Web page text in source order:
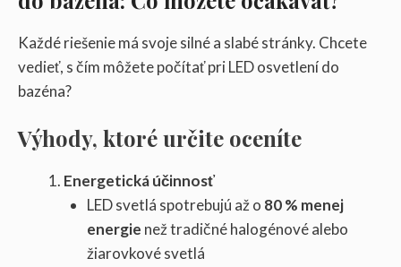
Každé riešenie má svoje silné a slabé stránky. Chcete
vedieť, s čím môžete počítať pri LED osvetlení do
bazéna?
Výhody, ktoré určite oceníte
Energetická účinnosť
LED svetlá spotrebujú až o 80 % menej
energie než tradičné halogénové alebo
žiarovkové svetlá